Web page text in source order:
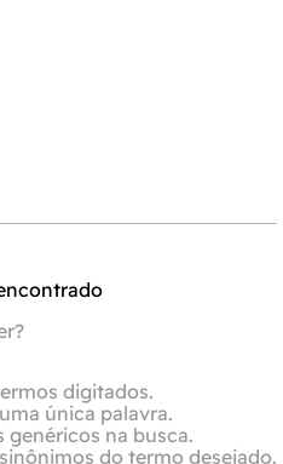
digitados.
única palavra.
genéricos na busca.
do termo desejado.